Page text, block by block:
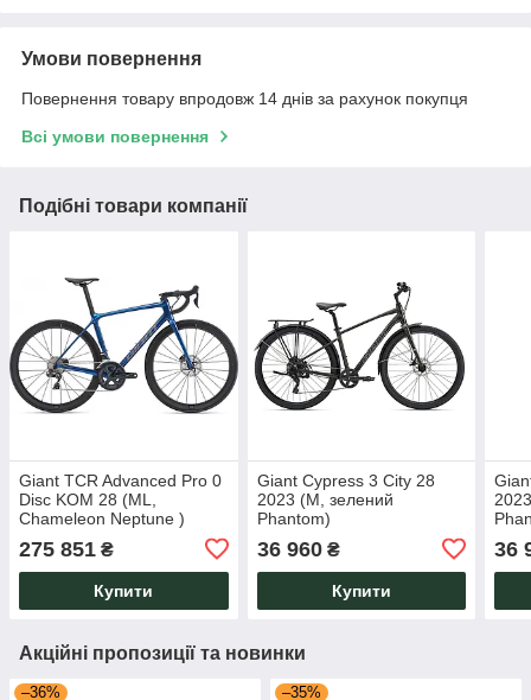
Умови повернення
Повернення товару впродовж 14 днів за рахунок покупця
Всі умови повернення
Подібні товари компанії
Giant TCR Advanced Pro 0
Disc KOM 28 (ML,
Chameleon Neptune )
275 851 ₴
Купити
Giant Cypress 3 City 28
2023 (M, зелений
Phantom)
36 960₴
Купити
36
Акційні пропозиції та новинки
–36% –35%